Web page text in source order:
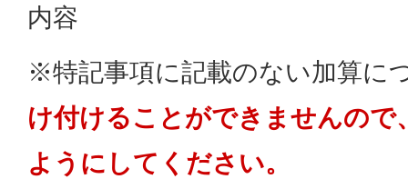
内容
※特記事項に記載のない加算に
け付けることができませんので
ようにしてください。